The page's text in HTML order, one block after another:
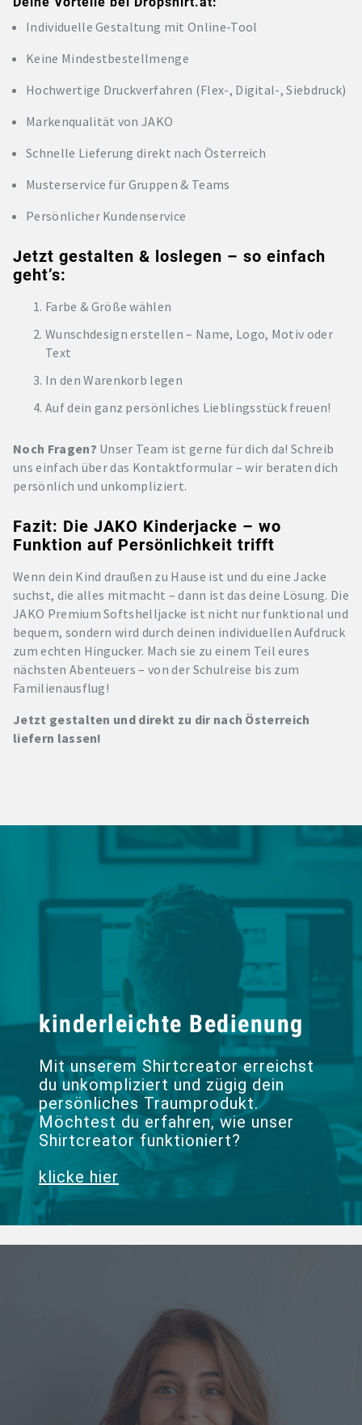
Individuelle Gestaltung mit Online-Tool
Keine Mindestbestellmenge
Hochwertige Druckverfahren (Flex-, Digital-, Siebdruck)
Markenqualität von JAKO
Schnelle Lieferung direkt nach Österreich
Musterservice für Gruppen & Teams
Persönlicher Kundenservice
Jetzt gestalten & loslegen – so einfach
geht’s:
Farbe & Größe wählen
Wunschdesign erstellen – Name, Logo, Motiv oder
Text
In den Warenkorb legen
Auf dein ganz persönliches Lieblingsstück freuen!
Noch Fragen? Unser Team ist gerne für dich da! Schreib
uns einfach über das Kontaktformular – wir beraten dich
persönlich und unkompliziert.
Fazit: Die JAKO Kinderjacke – wo
Funktion auf Persönlichkeit trifft
Wenn dein Kind draußen zu Hause ist und du eine Jacke
suchst, die alles mitmacht – dann ist das deine Lösung. Die
JAKO Premium Softshelljacke ist nicht nur funktional und
bequem, sondern wird durch deinen individuellen Aufdruck
zum echten Hingucker. Mach sie zu einem Teil eures
nächsten Abenteuers – von der Schulreise bis zum
Familienausflug!
Jetzt gestalten und direkt zu dir nach Österreich
liefern lassen!
kinderleichte Bedienung
Mit unserem Shirtcreator erreichst
du unkompliziert und zügig dein
persönliches Traumprodukt.
Möchtest du erfahren, wie unser
Shirtcreator funktioniert?
klicke hier